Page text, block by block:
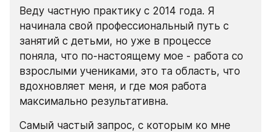
Веду частную практику с 2014 года. Я
начинала свой профессиональный путь с
занятий с детьми, но уже в процессе
поняла, что по-настоящему мое - работа со
взрослыми учениками, это та область, что
вдохновляет меня, и где моя работа
максимально результативна.
Самый частый запрос, с которым ко мне